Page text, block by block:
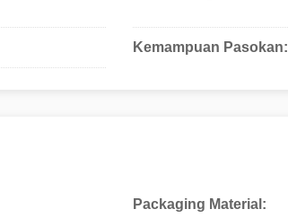
Kemampuan Pasokan:
Packaging Material: